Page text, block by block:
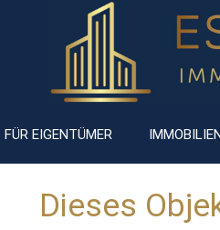
FÜR EIGENTÜMER
Dieses